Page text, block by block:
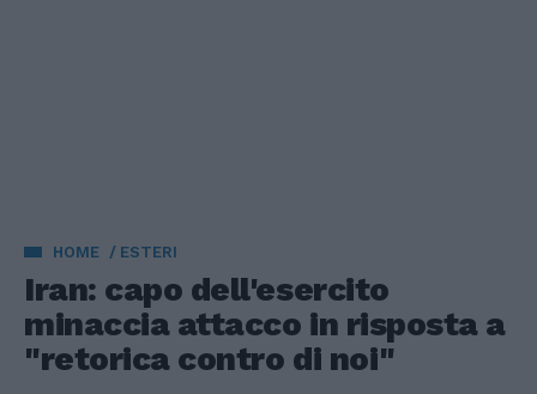
HOME ESTERI
Iran: capo dell'esercito
minaccia attacco in risposta a
"retorica contro di noi"